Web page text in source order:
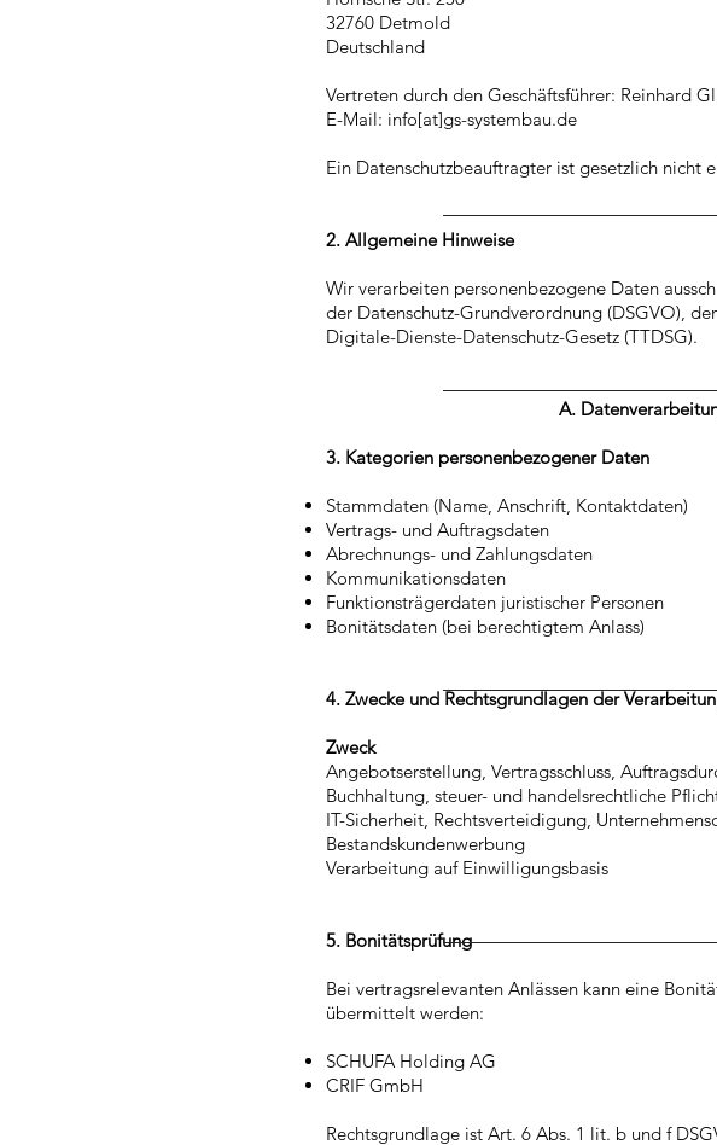
32760 Detmold
Deutschland
Vertreten durch den Geschäftsführer: Reinhard
E-Mail: info[at]gs-systembau.de
Ein Datenschutzbeauftragter ist gesetzlich nicht
2. Allgemeine Hinweise
Wir verarbeiten personenbezogene Daten
der Datenschutz-Grundverordnung (DSGVO),
Digitale-Dienste-Datenschutz-Gesetz (TTDSG).
A.
3. Kategorien personenbezogener Daten
Stammdaten (Name, Anschrift, Kontaktdaten)
Vertrags- und Auftragsdaten
Abrechnungs- und Zahlungsdaten
​Kommunikationsdaten
Funktionsträgerdaten juristischer Personen
Bonitätsdaten (bei berechtigtem Anlass)
4. Zwecke und Rechtsgrundlagen der
Zweck
Angebotserstellung, Vertragsschluss,
Buchhaltung, steuer- und
IT-Sicherheit, Rechtsverteidigung,
Bestandskundenwerbung
Verarbeitung auf
5. Bonitätsprüfung
Bei vertragsrelevanten Anlässen kann eine
übermittelt werden:
SCHUFA Holding AG
CRIF GmbH
Rechtsgrundlage ist Art. 6 Abs. 1 lit. b und f